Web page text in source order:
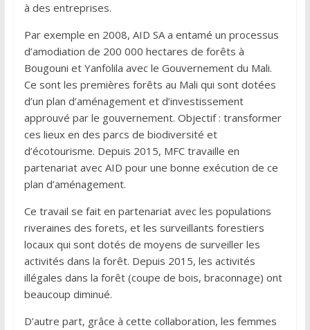
à des entreprises.
Par exemple en 2008, AID SA a entamé un processus
d’amodiation de 200 000 hectares de forêts à
Bougouni et Yanfolila avec le Gouvernement du Mali.
Ce sont les premières forêts au Mali qui sont dotées
d’un plan d’aménagement et d’investissement
approuvé par le gouvernement. Objectif : transformer
ces lieux en des parcs de biodiversité et
d’écotourisme. Depuis 2015, MFC travaille en
partenariat avec AID pour une bonne exécution de ce
plan d’aménagement.
Ce travail se fait en partenariat avec les populations
riveraines des forets, et les surveillants forestiers
locaux qui sont dotés de moyens de surveiller les
activités dans la forêt. Depuis 2015, les activités
illégales dans la forêt (coupe de bois, braconnage) ont
beaucoup diminué.
D’autre part, grâce à cette collaboration, les femmes